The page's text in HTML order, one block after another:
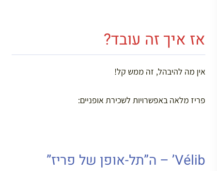
אז איך זה עובד?
אין מה להיבהל, זה ממש קל!
פריז מלאה באפשרויות לשכירת אופניים:
Vélib’ – ה”תל-אופן של פריז”